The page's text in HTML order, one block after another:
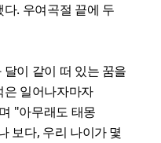
. 우여곡절 끝에 두
이 같이 떠 있는 꿈을
은 일어나자마자
"아무래도 태몽
보다, 우리 나이가 몇